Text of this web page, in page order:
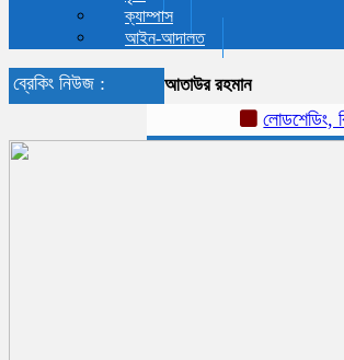
ক্যাম্পাস
আইন-আদালত
ব্রেকিং নিউজ :
লোডশেডিং,
আতাউর রহমান